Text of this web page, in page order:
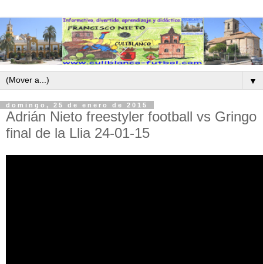
▼
domingo, 25 de enero de 2015
Adrián Nieto freestyler football vs Gringo
final de la Llia 24-01-15